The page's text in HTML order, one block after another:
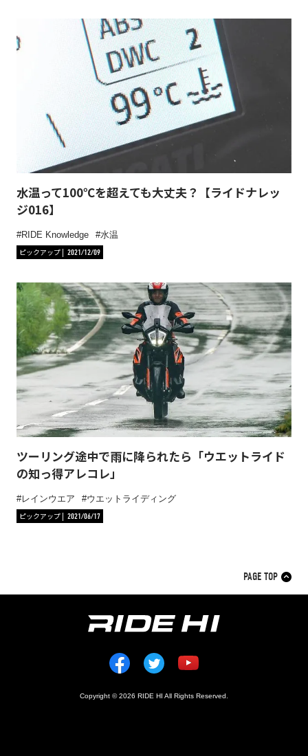
水温って100℃を超えても大丈夫？【ライドナレッ
ジ016】
RIDE Knowledge
水温
ピックアップ
2021/12/09
ツーリング途中で雨に降られたら「ウエットライド
の知っ得アレコレ」
レインウエア
ウエットライディング
ピックアップ
2021/06/17
Copyright © 2026 RIDE HI All Rights Reserved.
PAGE TOP